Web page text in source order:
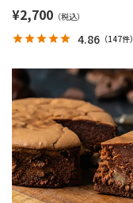
¥2,700
4.86 （147件）